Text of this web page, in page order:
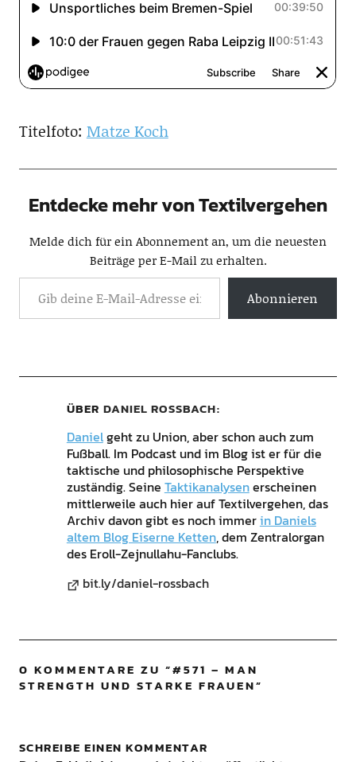
Titelfoto: Matze Koch
Entdecke mehr von Textilvergehen
Melde dich für ein Abonnement an, um die neuesten
Beiträge per E-Mail zu erhalten.
Abonnieren
ÜBER DANIEL ROSSBACH
Danielgeht zu Union, aber schon auch zum
Fußball. Im Podcast und im Blog ist er für die
taktische und philosophische Perspektive
zuständig. Seine Taktikanalysenerscheinen
mittlerweile auch hier auf Textilvergehen, das
Archiv davon gibt es noch immerin Daniels
altem Blog Eiserne Ketten, dem Zentralorgan
des Eroll-Zejnullahu-Fanclubs.
bit.ly/daniel-rossbach
0 KOMMENTARE ZU “#571 – MAN
STRENGTH UND STARKE FRAUEN”
SCHREIBE EINEN KOMMENTAR